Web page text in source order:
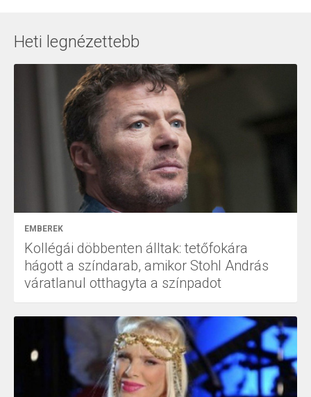
Heti legnézettebb
EMBEREK
Kollégái döbbenten álltak: tetőfokára
hágott a színdarab, amikor Stohl András
váratlanul otthagyta a színpadot